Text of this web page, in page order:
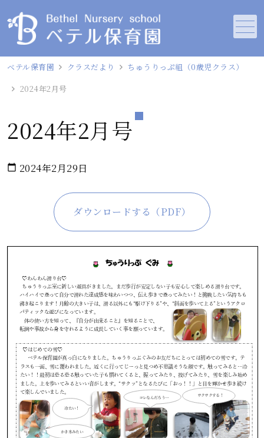
ベテル保育園 クラスだより
ちゅうりっぷ組（0歳児クラス）
2024年2月号
2024年2月号
calendar_today 2024年2月29日
ダウンロードする（PDF）